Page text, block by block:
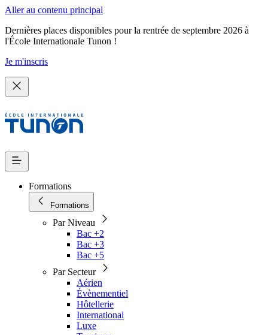
Aller au contenu principal
Dernières places disponibles pour la rentrée de septembre 2026 à
l'École Internationale Tunon !
Je m'inscris
Formations
Formations
Par Niveau
Bac +2
Bac +3
Bac +5
Par Secteur
Aérien
Évènementiel
Hôtellerie
International
Luxe